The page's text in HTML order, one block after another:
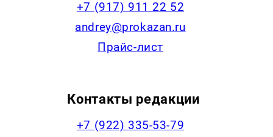
+7 (917) 911 22 52
andrey@prokazan.ru
Прайс-лист
Контакты редакции
+7 (922) 335-53-79